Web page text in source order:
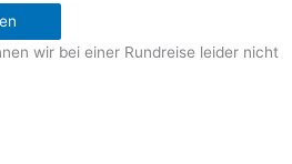
wir bei einer Rundreise leider nicht